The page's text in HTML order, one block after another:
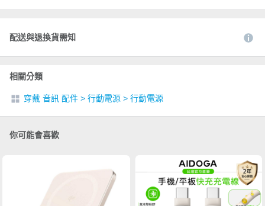
配送與退換貨需知
相關分類
穿戴 音訊 配件 > 行動電源 > 行動電源
你可能會喜歡